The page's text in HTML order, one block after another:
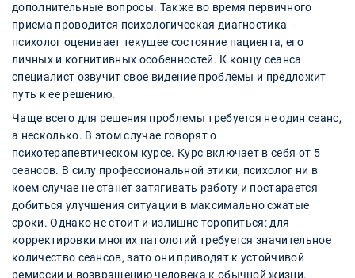
дополнительные вопросы. Также во время первичного
приема проводится психологическая диагностика –
психолог оценивает текущее состояние пациента, его
личных и когнитивных особенностей. К концу сеанса
специалист озвучит свое видение проблемы и предложит
путь к ее решению.
Чаще всего для решения проблемы требуется не один сеанс,
а несколько. В этом случае говорят о
психотерапевтическом курсе. Курс включает в себя от 5
сеансов. В силу профессиональной этики, психолог ни в
коем случае не станет затягивать работу и постарается
добиться улучшения ситуации в максимально сжатые
сроки. Однако не стоит и излишне торопиться: для
корректировки многих патологий требуется значительное
количество сеансов, зато они приводят к устойчивой
ремиссии и возвращению человека к обычной жизни.